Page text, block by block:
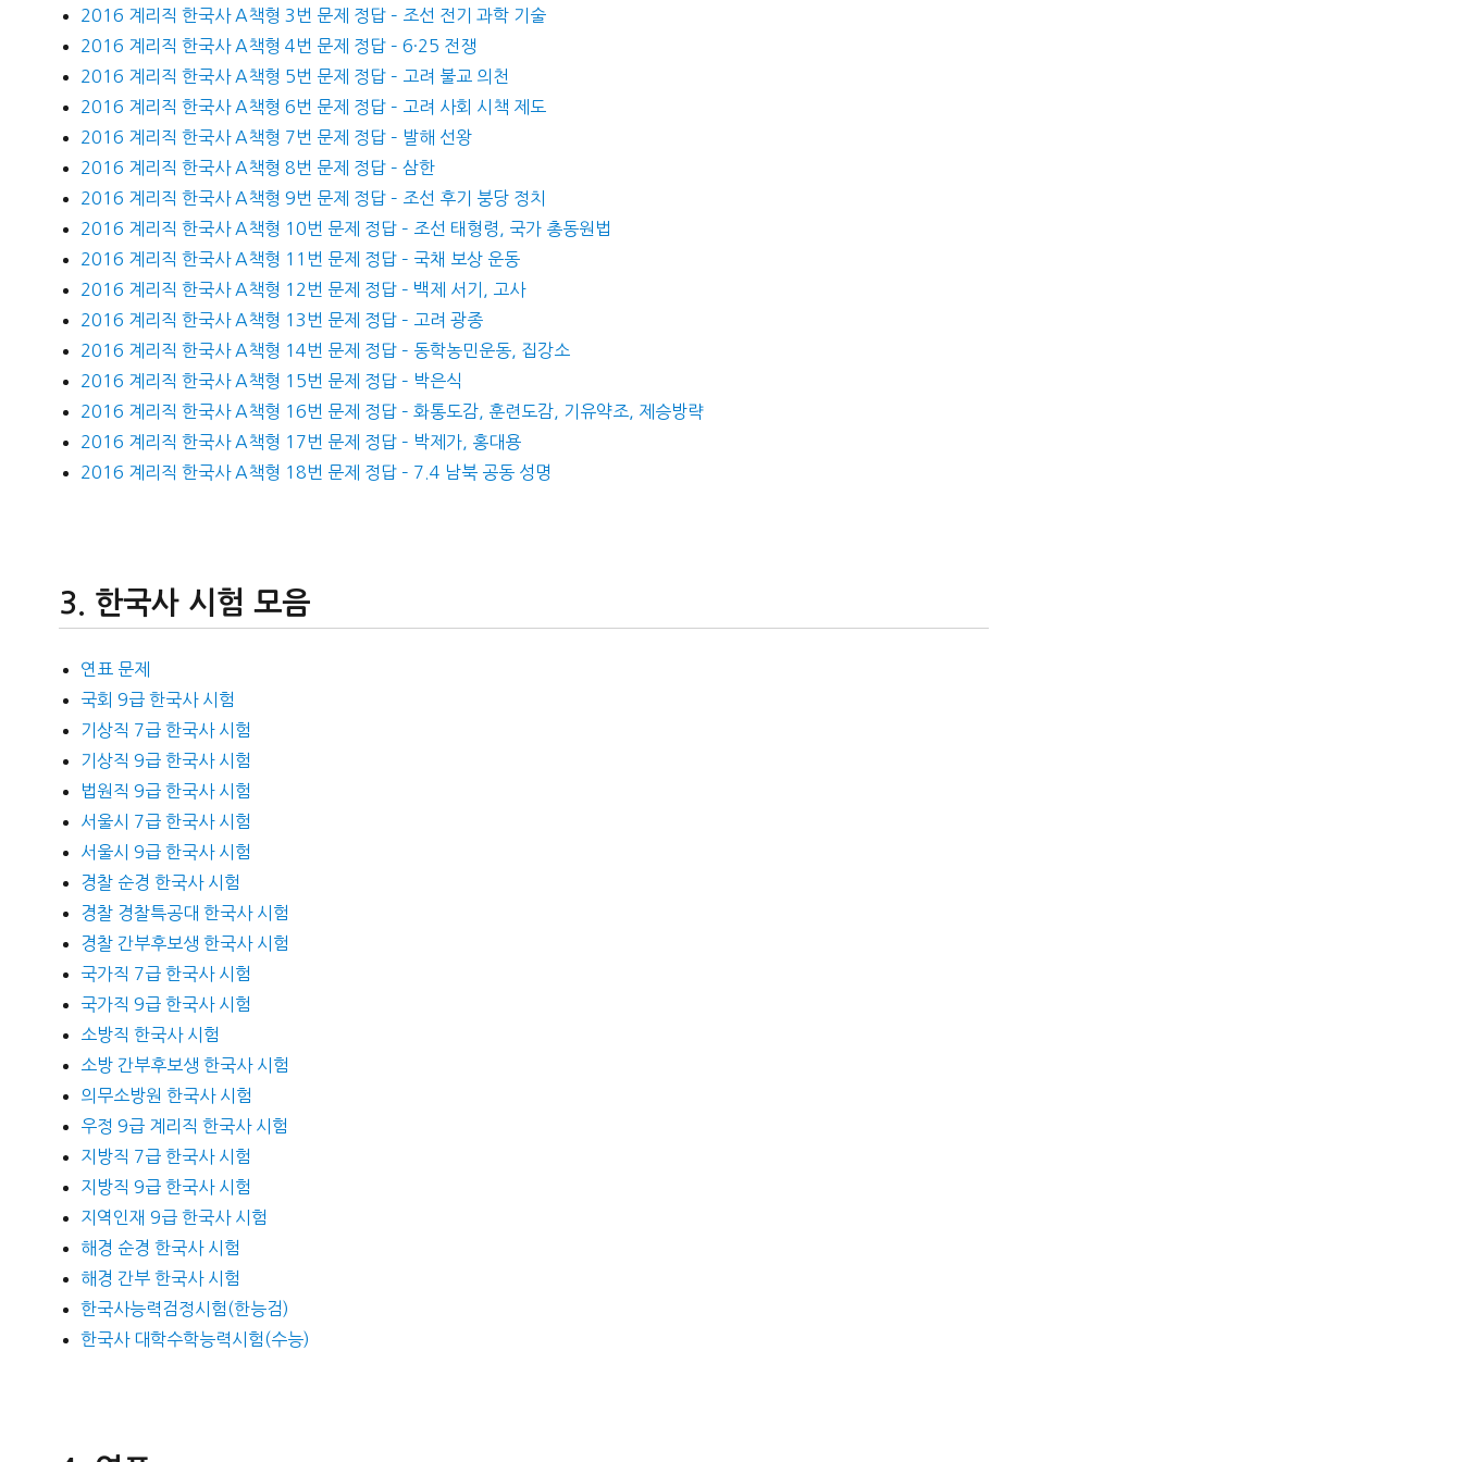
2016 계리직 한국사 A책형 3번 문제 정답 – 조선 전기 과학 기술
2016 계리직 한국사 A책형 4번 문제 정답 – 6·25 전쟁
2016 계리직 한국사 A책형 5번 문제 정답 – 고려 불교 의천
2016 계리직 한국사 A책형 6번 문제 정답 – 고려 사회 시책 제도
2016 계리직 한국사 A책형 7번 문제 정답 – 발해 선왕
2016 계리직 한국사 A책형 8번 문제 정답 – 삼한
2016 계리직 한국사 A책형 9번 문제 정답 – 조선 후기 붕당 정치
2016 계리직 한국사 A책형 10번 문제 정답 – 조선 태형령, 국가 총동원법
2016 계리직 한국사 A책형 11번 문제 정답 – 국채 보상 운동
2016 계리직 한국사 A책형 12번 문제 정답 – 백제 서기, 고사
2016 계리직 한국사 A책형 13번 문제 정답 – 고려 광종
2016 계리직 한국사 A책형 14번 문제 정답 – 동학농민운동, 집강소
2016 계리직 한국사 A책형 15번 문제 정답 – 박은식
2016 계리직 한국사 A책형 16번 문제 정답 – 화통도감, 훈련도감, 기유약조, 제승방략
2016 계리직 한국사 A책형 17번 문제 정답 – 박제가, 홍대용
2016 계리직 한국사 A책형 18번 문제 정답 – 7.4 남북 공동 성명
한국사 시험 모음
연표 문제
국회 9급 한국사 시험
기상직 7급 한국사 시험
기상직 9급 한국사 시험
법원직 9급 한국사 시험
서울시 7급 한국사 시험
서울시 9급 한국사 시험
경찰 순경 한국사 시험
경찰 경찰특공대 한국사 시험
경찰 간부후보생 한국사 시험
국가직 7급 한국사 시험
국가직 9급 한국사 시험
소방직 한국사 시험
소방 간부후보생 한국사 시험
의무소방원 한국사 시험
우정 9급 계리직 한국사 시험
지방직 7급 한국사 시험
지방직 9급 한국사 시험
지역인재 9급 한국사 시험
해경 순경 한국사 시험
해경 간부 한국사 시험
한국사능력검정시험(한능검)
한국사 대학수학능력시험(수능)